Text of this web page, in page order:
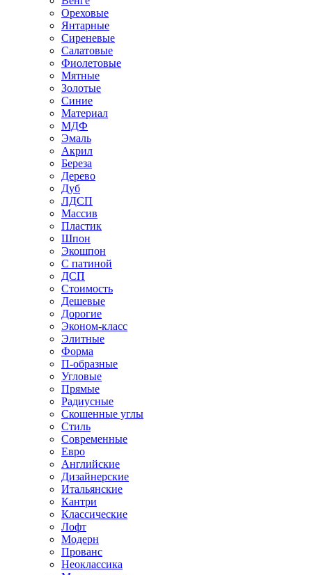
Ореховые
Янтарные
Сиреневые
Салатовые
Фиолетовые
Мятные
Золотые
Синие
Материал
МДФ
Эмаль
Акрил
Береза
Дерево
Дуб
ЛДСП
Массив
Пластик
Шпон
Экошпон
С патиной
ДСП
Стоимость
Дешевые
Дорогие
Эконом-класс
Элитные
Форма
П-образные
Угловые
Прямые
Радиусные
Скошенные углы
Стиль
Современные
Евро
Английские
Дизайнерские
Итальянские
Кантри
Классические
Лофт
Модерн
Прованс
Неоклассика